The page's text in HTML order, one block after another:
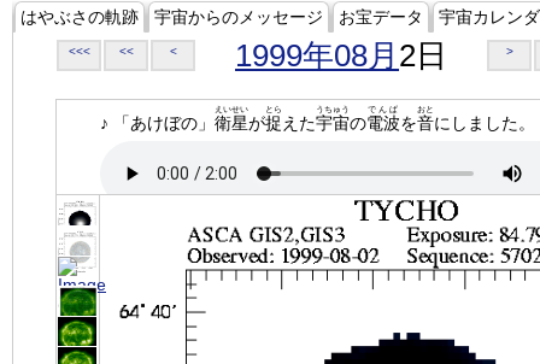
はやぶさの軌跡 宇宙からのメッセージ お宝データ 宇宙カレン
<<< << < 1999年08月 2日 >
♪ 「あけぼの」 衛星
えいせい
が捉
とら
えた宇宙
うちゅう
の電波
でんぱ
を音
おと
にしました。